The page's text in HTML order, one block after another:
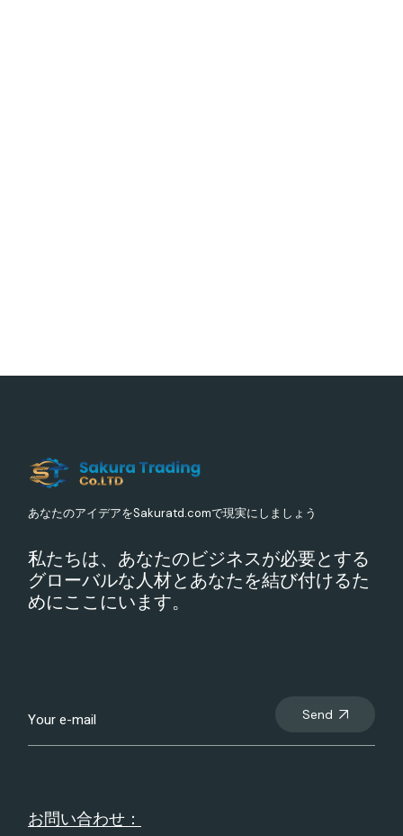
あなたのアイデアをSakuratd.comで現実にしましょう
私たちは、あなたのビジネスが必要とする
グローバルな人材とあなたを結び付けるた
めにここにいます。
Send
お問い合わせ：